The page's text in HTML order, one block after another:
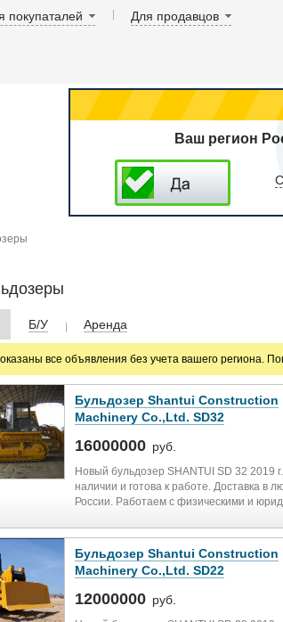
покупаталей Для продавцов
Ваш регион
Б/У Аренда
все объявления без учета вашего региона.
Бульдозер Shantui Construction
Machinery Co.,Ltd. SD32
16000000 руб.
Новый бульдозер SHANTUI SD 32 2019
наличии и готова к работе. Доставка в
России. Работаем с физическими и
Бульдозер Shantui Construction
Machinery Co.,Ltd. SD22
12000000 руб.